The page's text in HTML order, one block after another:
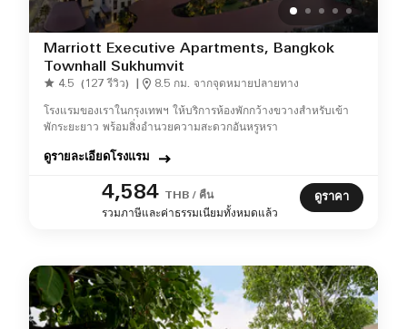
Marriott Executive Apartments, Bangkok
Townhall Sukhumvit
4.5 (127 รีวิว) 8.5 กม. จากจุดหมายปลายทาง
โรงแรมของเราในกรุงเทพฯ ให้บริการห้องพักกว้างขวางสำหรับเข้า
พักระยะยาว พร้อมสิ่งอำนวยความสะดวกอันหรูหรา
ดูรายละเอียดโรงแรม
4,584
THB / คืน
รวมภาษีและค่าธรรมเนียมทั้งหมดแล้ว
ดูราคา